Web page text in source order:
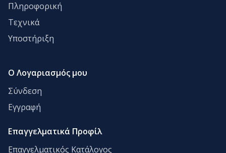
Πληροφορική
Τεχνικά
Υποστήριξη
Ο Λογαριασμός μου
Σύνδεση
Εγγραφή
Επαγγελματικά Προφίλ
Επαγγελματικός Κατάλογος